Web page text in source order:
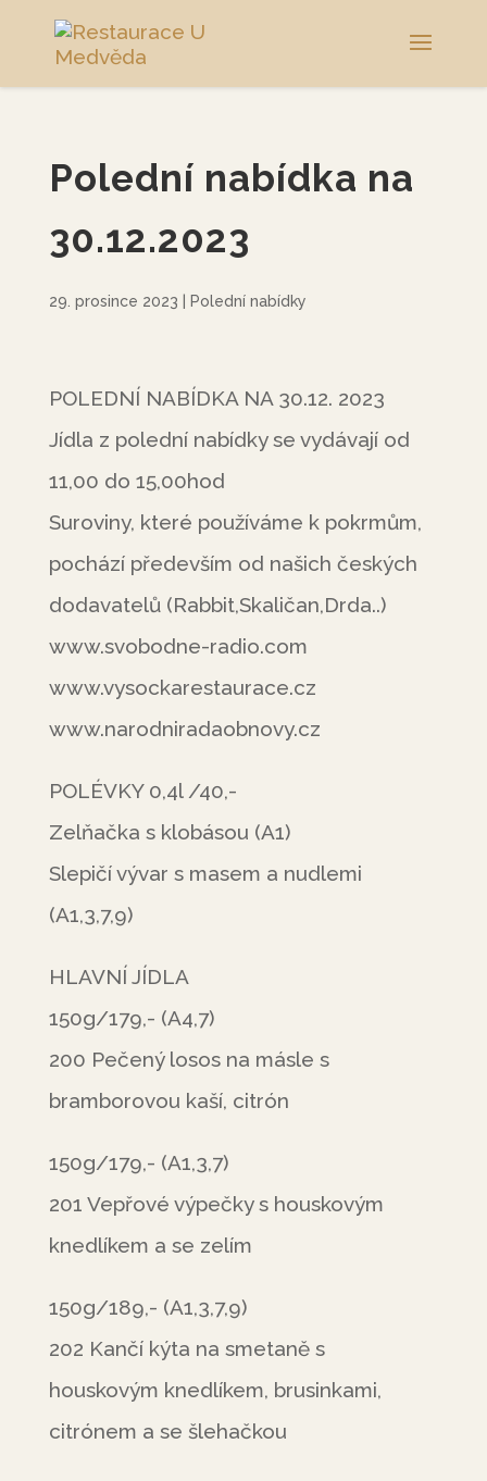
Polední nabídka na
30.12.2023
29. prosince 2023 Polední nabídky
POLEDNÍ NABÍDKA NA 30.12. 2023
Jídla z polední nabídky se vydávají od
11,00 do 15,00hod
Suroviny, které používáme k pokrmům,
pochází především od našich českých
dodavatelů (Rabbit,Skaličan,Drda..)
www.svobodne-radio.com
www.vysockarestaurace.cz
www.narodniradaobnovy.cz
POLÉVKY 0,4l /40,-
Zelňačka s klobásou (A1)
Slepičí vývar s masem a nudlemi
(A1,3,7,9)
HLAVNÍ JÍDLA
150g/179,- (A4,7)
200 Pečený losos na másle s
bramborovou kaší, citrón
150g/179,- (A1,3,7)
201 Vepřové výpečky s houskovým
knedlíkem a se zelím
150g/189,- (A1,3,7,9)
202 Kančí kýta na smetaně s
houskovým knedlíkem, brusinkami,
citrónem a se šlehačkou